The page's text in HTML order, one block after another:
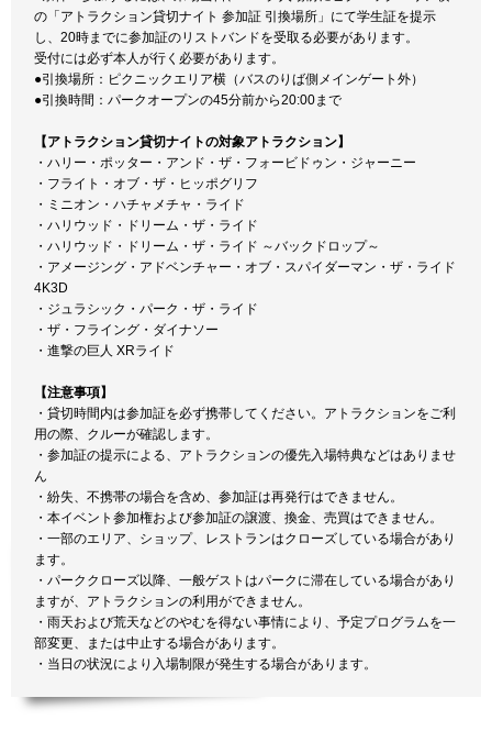
の「アトラクション貸切ナイト 参加証 引換場所」にて学生証を提示
し、20時までに参加証のリストバンドを受取る必要があります。
受付には必ず本人が行く必要があります。
●引換場所：ピクニックエリア横（バスのりば側メインゲート外）
●引換時間：パークオープンの45分前から20:00まで
【アトラクション貸切ナイトの対象アトラクション】
・ハリー・ポッター・アンド・ザ・フォービドゥン・ジャーニー
・フライト・オブ・ザ・ヒッポグリフ
・ミニオン・ハチャメチャ・ライド
・ハリウッド・ドリーム・ザ・ライド
・ハリウッド・ドリーム・ザ・ライド ～バックドロップ～
・アメージング・アドベンチャー・オブ・スパイダーマン・ザ・ライド
4K3D
・ジュラシック・パーク・ザ・ライド
・ザ・フライング・ダイナソー
・進撃の巨人 XRライド
【注意事項】
・貸切時間内は参加証を必ず携帯してください。アトラクションをご利
用の際、クルーが確認します。
・参加証の提示による、アトラクションの優先入場特典などはありませ
ん
・紛失、不携帯の場合を含め、参加証は再発行はできません。
・本イベント参加権および参加証の譲渡、換金、売買はできません。
・一部のエリア、ショップ、レストランはクローズしている場合があり
ます。
・パーククローズ以降、一般ゲストはパークに滞在している場合があり
ますが、アトラクションの利用ができません。
・雨天および荒天などのやむを得ない事情により、予定プログラムを一
部変更、または中止する場合があります。
・当日の状況により入場制限が発生する場合があります。